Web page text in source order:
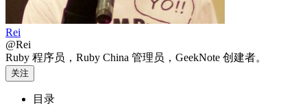
Rei
@Rei
Ruby 程序员，Ruby China 管理员，GeekNote 创建者。
关注
目录